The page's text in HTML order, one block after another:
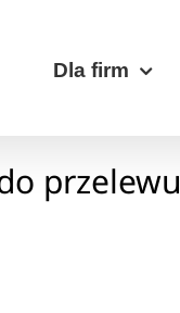
Dla firm
przelewu